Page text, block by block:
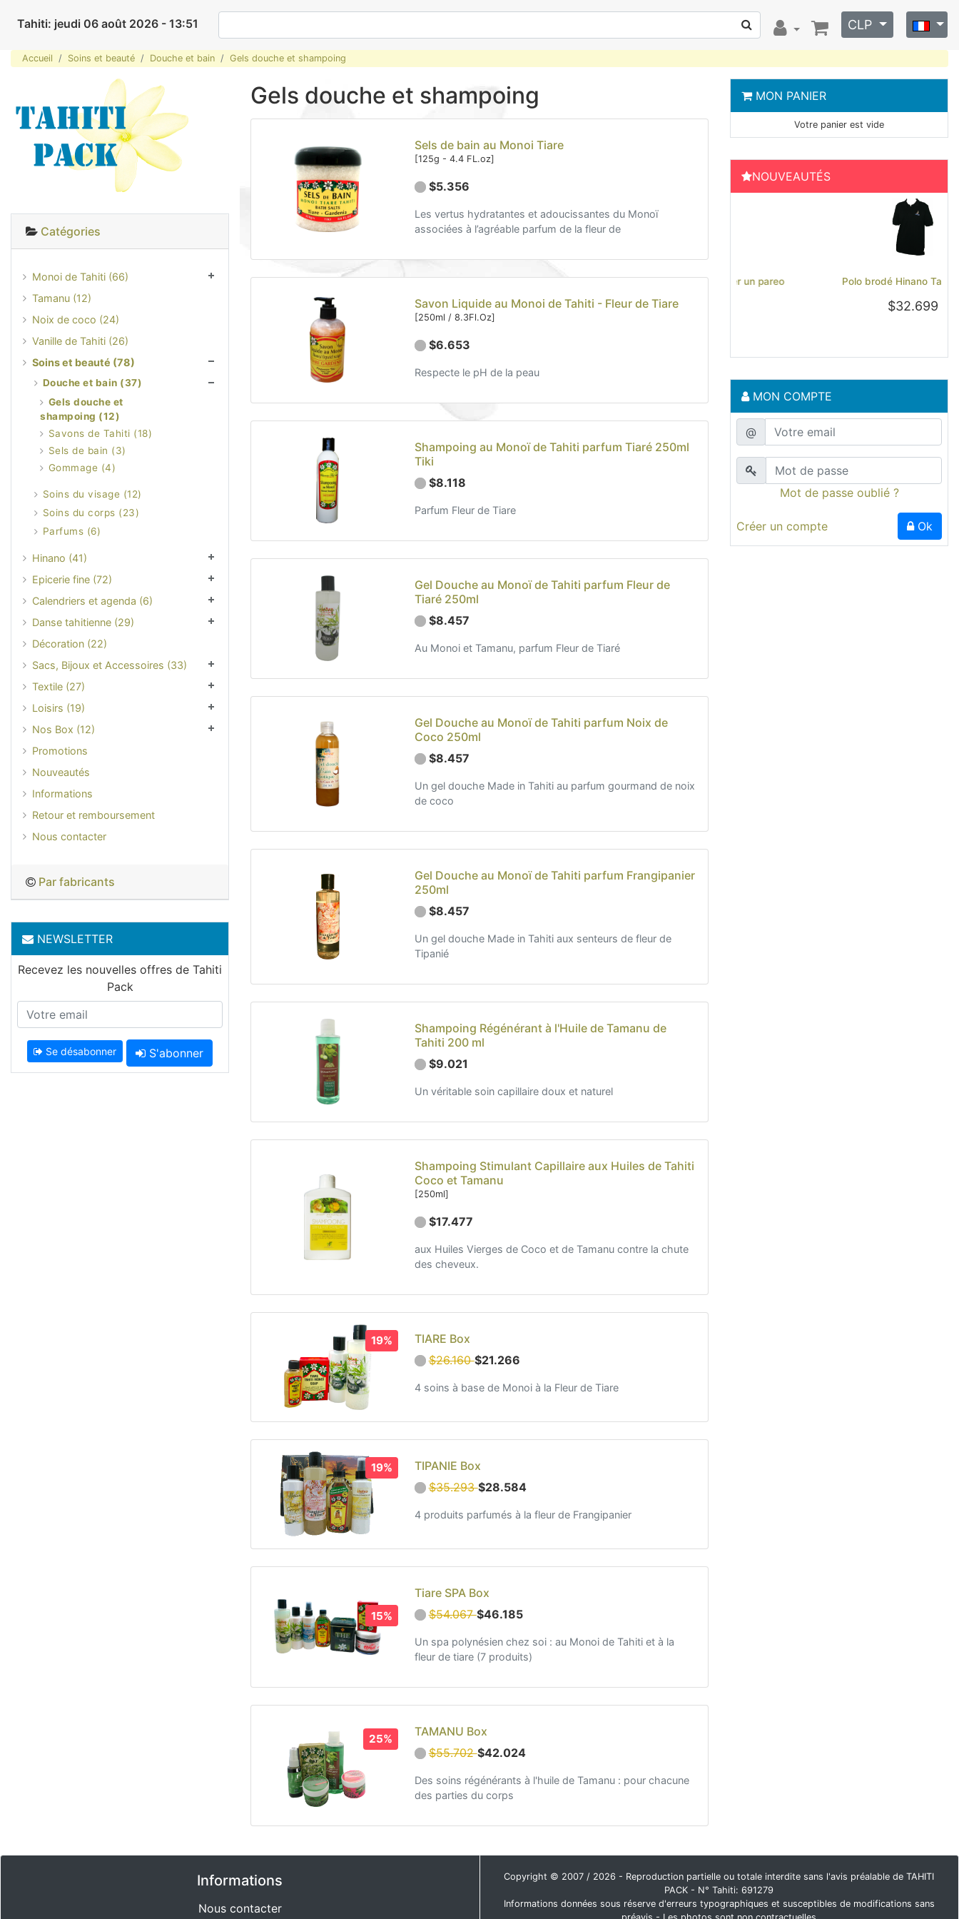
Tahiti: jeudi 06 août 2026 - 13:51 CLP
Accueil Soins et beauté Douche et bain Gels douche et shampoing
Gels douche et shampoing
Sels de bain au Monoi Tiare
[125g - 4.4 FL.oz]
$5.356
Les vertus hydratantes et adoucissantes du Monoï
associées à l’agréable parfum de la fleur de
Savon Liquide au Monoi de Tahiti - Fleur de Tiare
[250ml / 8.3Fl.Oz]
$6.653
Respecte le pH de la peau
Shampoing au Monoï de Tahiti parfum Tiaré 250ml
Tiki
$8.118
Parfum Fleur de Tiare
Gel Douche au Monoï de Tahiti parfum Fleur de
Tiaré 250ml
$8.457
Au Monoi et Tamanu, parfum Fleur de Tiaré
Gel Douche au Monoï de Tahiti parfum Noix de
Coco 250ml
$8.457
Un gel douche Made in Tahiti au parfum gourmand de noix
de coco
Gel Douche au Monoï de Tahiti parfum Frangipanier
250ml
$8.457
Un gel douche Made in Tahiti aux senteurs de fleur de
Tipanié
Shampoing Régénérant à l'Huile de Tamanu de
Tahiti 200 ml
$9.021
Un véritable soin capillaire doux et naturel
Shampoing Stimulant Capillaire aux Huiles de Tahiti
Coco et Tamanu
[250ml]
$17.477
aux Huiles Vierges de Coco et de Tamanu contre la chute
des cheveux.
19%
TIARE Box
$26.160$21.266
4 soins à base de Monoi à la Fleur de Tiare
19%
TIPANIE Box
$35.293$28.584
4 produits parfumés à la fleur de Frangipanier
15%
Tiare SPA Box
$54.067$46.185
Un spa polynésien chez soi : au Monoi de Tahiti et à la
fleur de tiare (7 produits)
25%
TAMANU Box
$55.702$42.024
Des soins régénérants à l'huile de Tamanu : pour chacune
des parties du corps
Catégories
Monoi de Tahiti (66)
Tamanu (12)
Noix de coco (24)
Vanille de Tahiti (26)
Soins et beauté (78)
Douche et bain (37)
Gels douche et
shampoing (12)
Savons de Tahiti (18)
Sels de bain (3)
Gommage (4)
Soins du visage (12)
Soins du corps (23)
Parfums (6)
Hinano (41)
Epicerie fine (72)
Calendriers et agenda (6)
Danse tahitienne (29)
Décoration (22)
Sacs, Bijoux et Accessoires (33)
Textile (27)
Loisirs (19)
Nos Box (12)
Promotions
Nouveautés
Informations
Retour et remboursement
Nous contacter
Par fabricants
NEWSLETTER
Recevez les nouvelles offres de Tahiti
Pack
Se désabonner S'abonner
MON PANIER
Votre panier est vide
NOUVEAUTÉS
Polo brodé Hinano Tahiti - Noir
Previous Next
MON COMPTE
@
Mot de passe oublié ?
Créer un compte Ok
Informations
Nous contacter
Copyright © 2007 / 2026 - Reproduction partielle ou totale interdite sans l'avis préalable de TAHITI
PACK - N° Tahiti: 691279
Informations données sous réserve d'erreurs typographiques et susceptibles de modifications sans